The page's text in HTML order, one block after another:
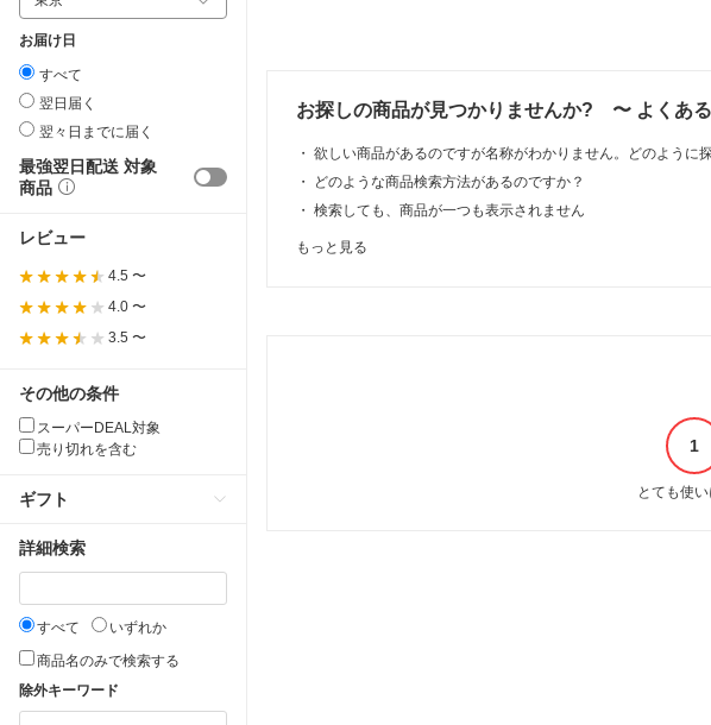
お届け日
すべて
翌日届く
翌々日までに届く
最強翌日配送 対象
商品
レビュー
4.5 〜
4.0 〜
3.5 〜
その他の条件
スーパーDEAL対象
売り切れを含む
ギフト
詳細検索
すべて
いずれか
商品名のみで検索する
除外キーワード
お探しの商品が見つかりませんか? 〜 よくあ
・ 欲しい商品があるのですが名称がわかりません。どのように
・
どのような商品検索方法があるのですか？
・ 検索しても、商品が一つも表示されません
もっと見る
1
とても使